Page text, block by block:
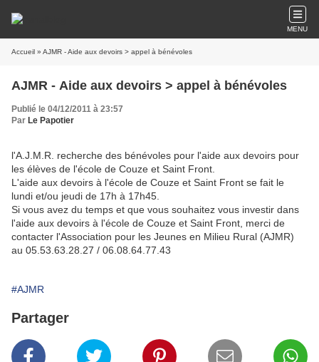
MENU
Accueil » AJMR - Aide aux devoirs > appel à bénévoles
AJMR - Aide aux devoirs > appel à bénévoles
Publié le 04/12/2011 à 23:57
Par Le Papotier
l'A.J.M.R. recherche des bénévoles pour l'aide aux devoirs pour
les élèves de l'école de Couze et Saint Front.
L'aide aux devoirs à l'école de Couze et Saint Front se fait le
lundi et/ou jeudi de 17h à 17h45.
Si vous avez du temps et que vous souhaitez vous investir dans
l'aide aux devoirs à l'école de Couze et Saint Front, merci de
contacter l'Association pour les Jeunes en Milieu Rural (AJMR)
au 05.53.63.28.27 / 06.08.64.77.43
#AJMR
Partager